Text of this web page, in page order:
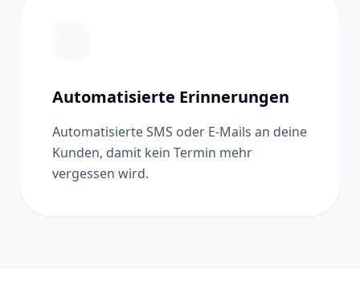
Automatisierte Erinnerungen
Automatisierte SMS oder E-Mails an deine
Kunden, damit kein Termin mehr
vergessen wird.